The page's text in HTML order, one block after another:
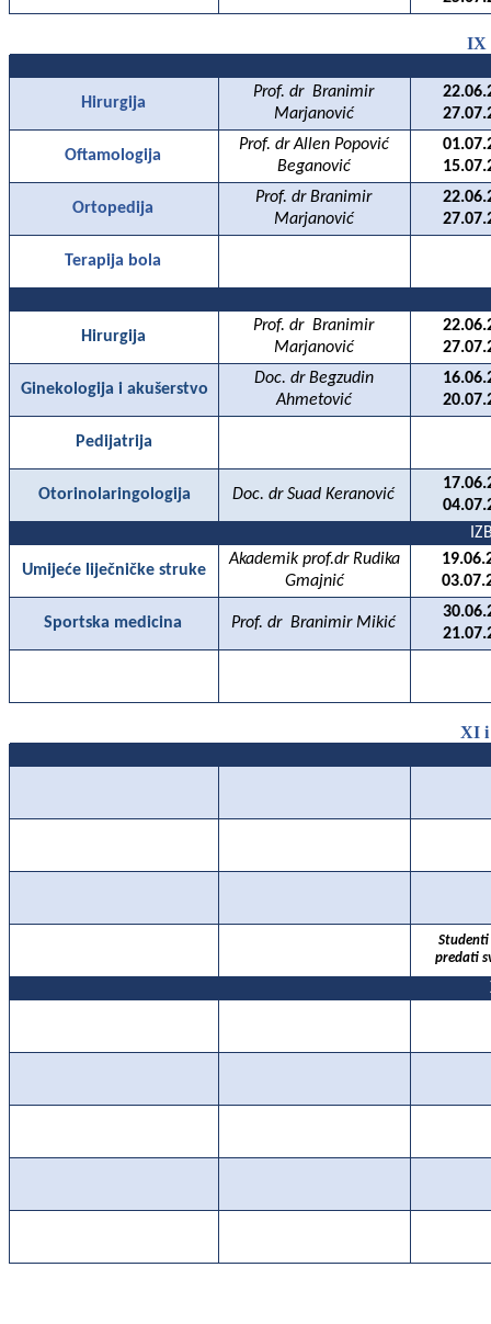
IX
Hirurgija
Prof. dr Branimir
Marjanović
Oftamologija
Prof. dr Allen Popović
Beganović
Ortopedija
Prof. dr Branimir
Marjanović
Terapija bola
Hirurgija
Prof. dr Branimir
Marjanović
Ginekologija i akušerstvo
Doc. dr Begzudin
Ahmetović
Pedijatrija
Otorinolaringologija Doc. dr Suad Keranović
Umijeće liječničke struke
Akademik prof.dr Rudika
Gmajnić
Sportska medicina Prof. dr Branimir Mikić
XI i
Studenti
predati